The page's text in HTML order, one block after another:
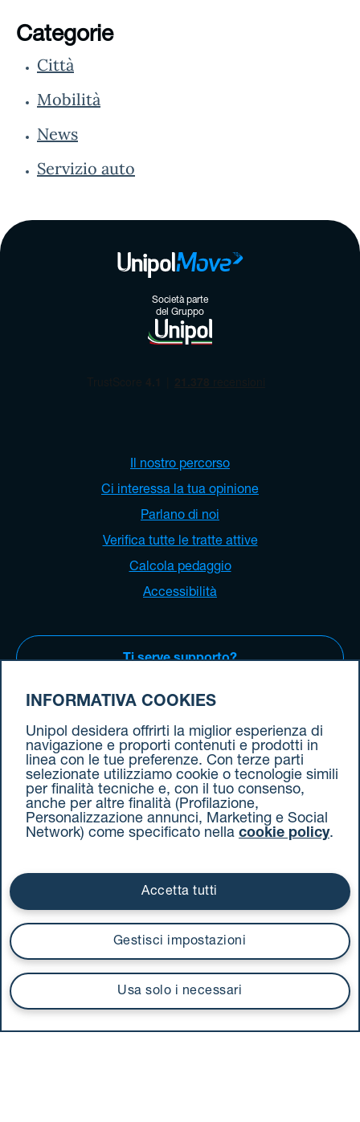
Categorie
Città
Mobilità
News
Servizio auto
Società parte
del Gruppo
Il nostro percorso
Ci interessa la tua opinione
Parlano di noi
Verifica tutte le tratte attive
Calcola pedaggio
Accessibilità
Ti serve supporto?
Scarica la nostra App
INFORMATIVA COOKIES
Unipol desidera offrirti la miglior esperienza di
navigazione e proporti contenuti e prodotti in
linea con le tue preferenze. Con terze parti
selezionate utilizziamo cookie o tecnologie simili
per finalità tecniche e, con il tuo consenso,
anche per altre finalità (Profilazione,
Personalizzazione annunci, Marketing e Social
Network) come specificato nella cookie policy.
Usa solo i necessari
Gestisci impostazioni
Accetta tutti